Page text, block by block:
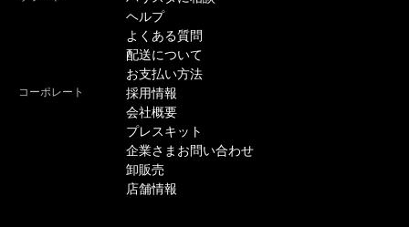
ヘルプ
よくある質問
配送について
お支払い方法
コーポレート
採用情報
会社概要
プレスキット
企業さまお問い合わせ
卸販売
店舗情報